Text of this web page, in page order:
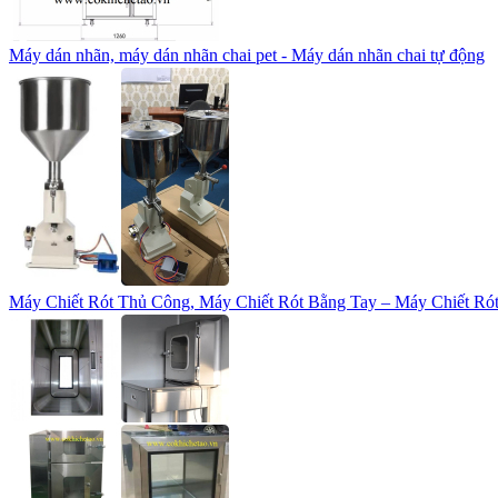
Máy dán nhãn, máy dán nhãn chai pet - Máy dán nhãn chai tự động
Máy Chiết Rót Thủ Công, Máy Chiết Rót Bằng Tay – Máy Chiết